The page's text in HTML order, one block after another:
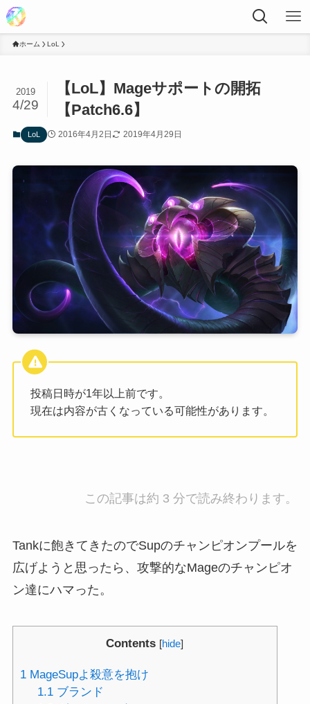
ホーム LoL
【LoL】Mageサポートの開拓
【Patch6.6】
2019
4/29
LoL 2016年4月2日 2019年4月29日
投稿日時が1年以上前です。
現在は内容が古くなっている可能性があります。
この記事は約 3 分で読み終わります。
Tankに飽きてきたのでSupのチャンピオンプールを
広げようと思ったら、攻撃的なMageのチャンピオ
ン達にハマった。
Contents [hide]
1MageSupよ殺意を抱け
1.1 ブランド